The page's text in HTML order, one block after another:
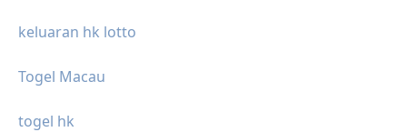
keluaran hk lotto
Togel Macau
togel hk